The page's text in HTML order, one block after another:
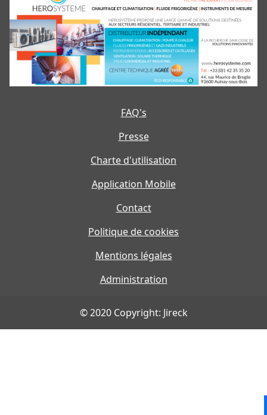
FAQ's
Presse
Charte d'utilisation
Application Mobile
Contact
Politique de cookies
Mentions légales
Administration
© 2020 Copyright: Jireck